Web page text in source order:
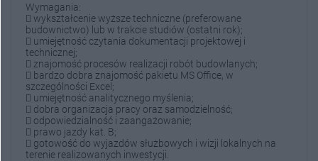
Wymagania:
 wykształcenie wyższe techniczne (preferowane
budownictwo) lub w trakcie studiów (ostatni rok);
 umiejętność czytania dokumentacji projektowej i
technicznej;
 znajomość procesów realizacji robót budowlanych;
 bardzo dobra znajomość pakietu MS Office, w
szczególności Excel;
 umiejętność analitycznego myślenia;
 dobra organizacja pracy oraz samodzielność;
 odpowiedzialność i zaangażowanie;
 prawo jazdy kat. B;
 gotowość do wyjazdów służbowych i wizji lokalnych na
terenie realizowanych inwestycji.